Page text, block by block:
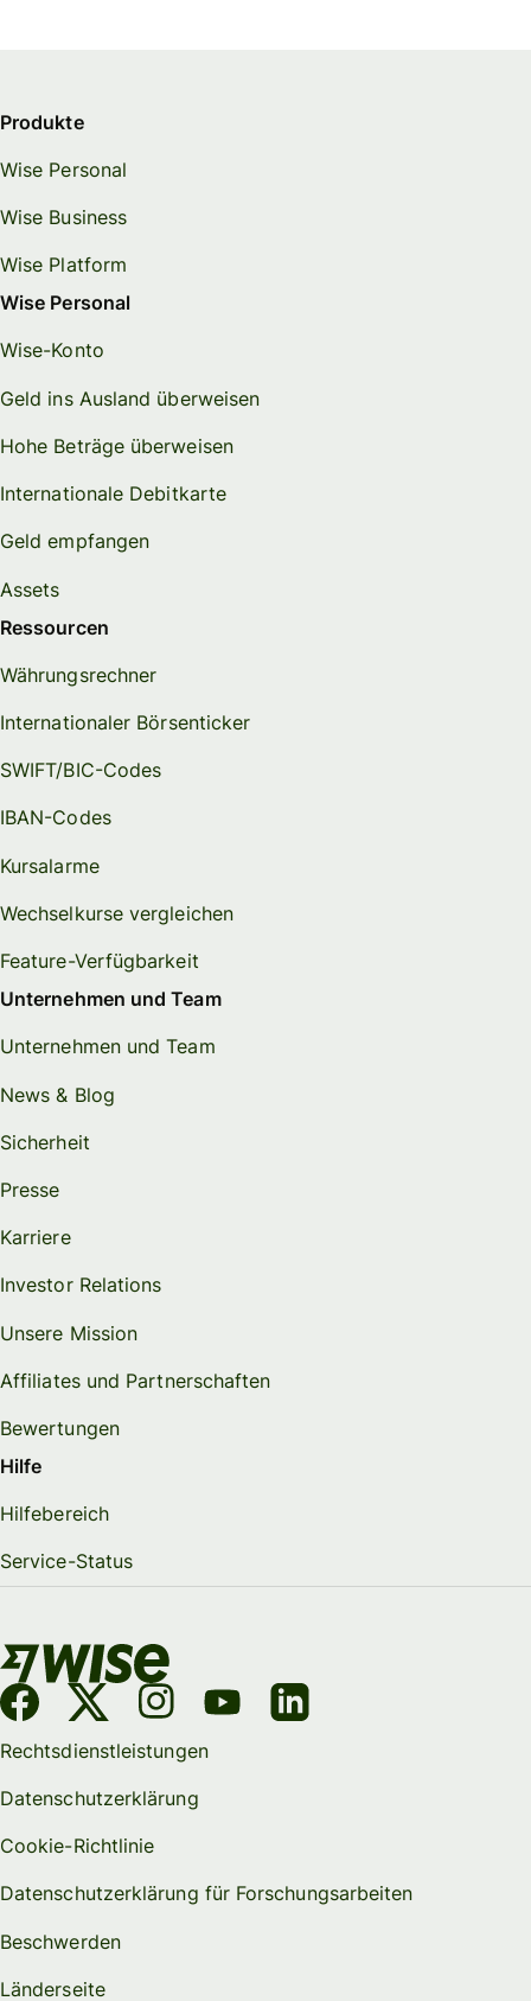
Produkte
Wise Personal
Wise Business
Wise Platform
Wise Personal
Wise-Konto
Geld ins Ausland überweisen
Hohe Beträge überweisen
Internationale Debitkarte
Geld empfangen
Assets
Ressourcen
Währungsrechner
Internationaler Börsenticker
SWIFT/BIC-Codes
IBAN-Codes
Kursalarme
Wechselkurse vergleichen
Feature-Verfügbarkeit
Unternehmen und Team
Unternehmen und Team
News & Blog
Sicherheit
Presse
Karriere
Investor Relations
Unsere Mission
Affiliates und Partnerschaften
Bewertungen
Hilfe
Hilfebereich
Service-Status
Rechtsdienstleistungen
Datenschutzerklärung
Cookie-Richtlinie
Datenschutzerklärung für Forschungsarbeiten
Beschwerden
Länderseite